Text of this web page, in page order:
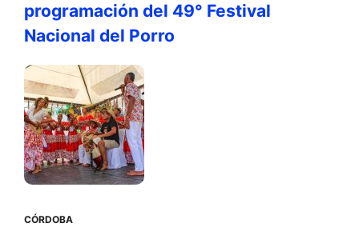
programación del 49° Festival
Nacional del Porro
CÓRDOBA